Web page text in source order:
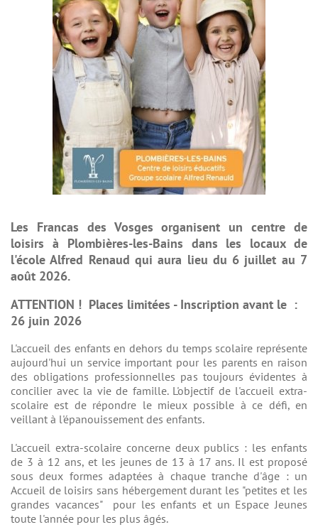
Les Francas des Vosges organisent un centre de
loisirs à Plombières-les-Bains dans les locaux de
l'école Alfred Renaud qui aura lieu du 6 juillet au 7
août 2026.
ATTENTION ! Places limitées - Inscription avant le :
26 juin 2026
L'accueil des enfants en dehors du temps scolaire représente
aujourd'hui un service important pour les parents en raison
des obligations professionnelles pas toujours évidentes à
concilier avec la vie de famille. L'objectif de l'accueil extra-
scolaire est de répondre le mieux possible à ce défi, en
veillant à l'épanouissement des enfants.
L'accueil extra-scolaire concerne deux publics : les enfants
de 3 à 12 ans, et les jeunes de 13 à 17 ans. Il est proposé
sous deux formes adaptées à chaque tranche d'âge : un
Accueil de loisirs sans hébergement durant les "petites et les
grandes vacances" pour les enfants et un Espace Jeunes
toute l'année pour les plus âgés.